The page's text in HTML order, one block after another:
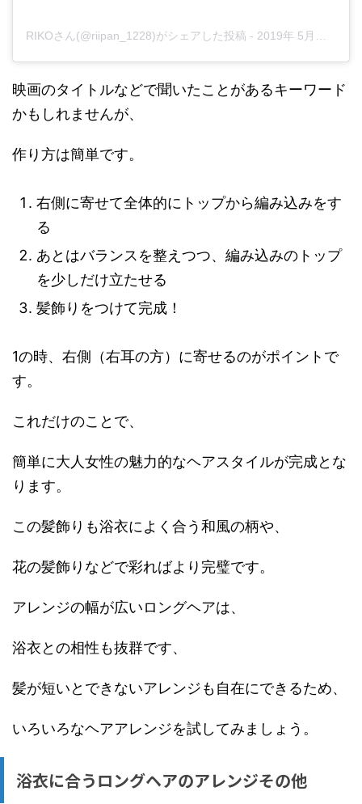
RIKOさん(@riipan_1228)がシェアした投稿 - 2019年 5月月4日午前12時08分PDT
映画のタイトルなどで聞いたことがあるキーワード
かもしれませんが、
作り方は簡単です。
右側に寄せて全体的にトップから編み込みをす
る
あとはバランスを整えつつ、編み込みのトップ
を少しだけ立たせる
髪飾りをつけて完成！
1の時、右側（右耳の方）に寄せるのがポイントで
す。
これだけのことで、
簡単に大人女性の魅力的なヘアスタイルが完成とな
ります。
この髪飾りも浴衣によく合う和風の柄や、
花の髪飾りなどで彩ればより完璧です。
アレンジの幅が広いロングヘアは、
浴衣との相性も抜群です、
髪が短いとできないアレンジも自在にできるため、
いろいろなヘアアレンジを試してみましょう。
浴衣に合うロングヘアのアレンジその他